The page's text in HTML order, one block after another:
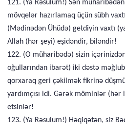
121. (Ya Rəsulum!) Sən
mövqelər hazırlamaq üçün sübh
(Mədinədən Ühüdə) getdiyin vaxtı
Allah (hər şeyi) eşidəndir, biləndir!
122. (O müharibədə) sizin
oğullarından ibarət) iki dəstə
qorxaraq geri çəkilmək fikrinə
yardımçısı idi. Gərək möminlər (hər
etsinlər!
123. (Ya Rəsulum!) Həqiqətən, siz